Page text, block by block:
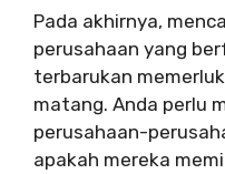
Pada akhirnya,
perusahaan yang
terbarukan
matang. Anda perlu
perusahaan-
apakah mereka